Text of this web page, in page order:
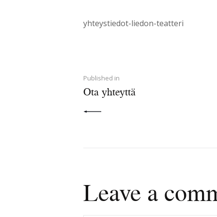
yhteystiedot-liedon-teatteri
selaus
Published in
Ota yhteyttä
Leave a